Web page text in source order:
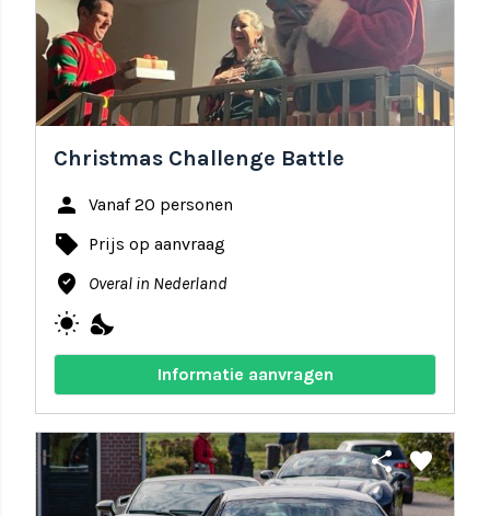
Christmas Challenge Battle
person Vanaf 20 personen
local_offer Prijs op aanvraag
where_to_vote Overal in Nederland
wb_sunny nights_stay
Informatie aanvragen
share favorite